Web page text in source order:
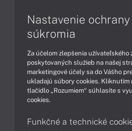
Technológie
Obsah
Možnosti
Podpora a servis
Servisné
Nastavenie ochrany
súkromia
Za účelom zlepšenia užívateľského
poskytovaných služieb na našej
marketingové účely sa do Vášho
ukladajú súbory cookies. Kliknutím
tlačidlo „Rozumiem“ súhlasíte s
cookies.
Funkčné a technické